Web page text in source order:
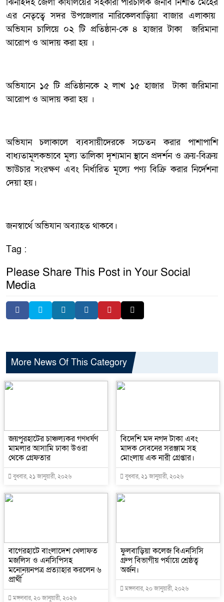
এর নেতৃত্বে সদর উপজেলার নারিকেলবাড়িয়া বাজার এলাকায়
অভিযান চালিয়ে ০২ টি প্রতিষ্ঠান-কে ৪ হাজার টাকা জরিমানা
আরোপ ও আদায় করা হয় ।
অভিযানে ১৫ টি প্রতিষ্ঠানকে ২ লাখ ১৫ হাজার টাকা জরিমানা
আরোপ ও আদায় করা হয় ।
অভিযান চলাকালে ব্যবসায়ীদেরকে সচেতন করার পাশাপাশি
বাধ্যতামূলকভাবে মূল্য তালিকা দৃশ্যমান স্থানে প্রদর্শন ও ক্রয়-বিক্রয়
ভাউচার সংরক্ষণ এবং নির্ধারিত মূল্যে পণ্য বিক্রি করার নির্দেশনা
দেয়া হয়।
জনস্বার্থে অভিযান অব্যাহত থাকবে।
Tag :
Please Share This Post in Your Social
Media
More News Of This Category
জয়পুরহাটের চাঞ্চল্যকর গণধর্ষণ
মামলার আসামি ঢাকা উওরা
থেকে গ্রেফতার
বুধবার, ২১ জানুয়ারী, ২০২৬
বিদেশি মদ নগদ টাকা এবং
মাদক সেবনের সরঞ্জাম সহ
মোংলায় এক নারী গ্রেপ্তার।
বুধবার, ২১ জানুয়ারী, ২০২৬
বাগেরহাটে বাংলাদেশ খেলাফত
মজলিস ও এনসিপিসহ
মনোনয়নপত্র প্রত্যাহার করলেন ৬
প্রার্থী
মঙ্গলবার, ২০ জানুয়ারী, ২০২৬
ফুলবাড়িয়া কলেজ বিএনসিসি
গ্রুপ বিভাগীয় পর্যায়ে শ্রেষ্ঠত্ব
অর্জন।
মঙ্গলবার, ২০ জানুয়ারী, ২০২৬